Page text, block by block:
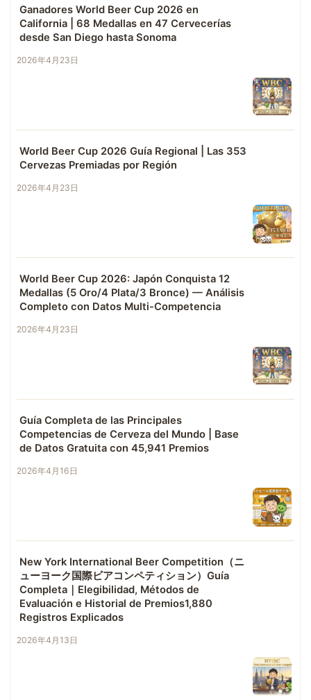
Ganadores World Beer Cup 2026 en
California | 68 Medallas en 47 Cervecerías
desde San Diego hasta Sonoma
2026年4月23日
World Beer Cup 2026 Guía Regional | Las 353
Cervezas Premiadas por Región
2026年4月23日
World Beer Cup 2026: Japón Conquista 12
Medallas (5 Oro/4 Plata/3 Bronce) — Análisis
Completo con Datos Multi-Competencia
2026年4月23日
Guía Completa de las Principales
Competencias de Cerveza del Mundo | Base
de Datos Gratuita con 45,941 Premios
2026年4月16日
New York International Beer Competition（ニ
ューヨーク国際ビアコンペティション）Guía
Completa｜Elegibilidad, Métodos de
Evaluación e Historial de Premios1,880
Registros Explicados
2026年4月13日